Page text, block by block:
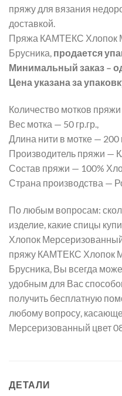
пряжу для вязания
доставкой.
Пряжа КАМТЕКС Хлопок
Брусника, продается
Минимальный заказ –
Цена указана за
Количество мотков пряжи
Вес мотка — 50 гр.гр.,
Длина нити в мотке — 200
Производитель пряжи —
Состав пряжи — 100%
Страна производства —
По любым вопросам:
изделие, какие спицы
Хлопок Мерсеризованный
пряжу КАМТЕКС Хлопок
Брусника, Вы всегда
удобным для Вас
получить бесплатную
любому вопросу,
Мерсеризованный цвет
ДЕТАЛИ